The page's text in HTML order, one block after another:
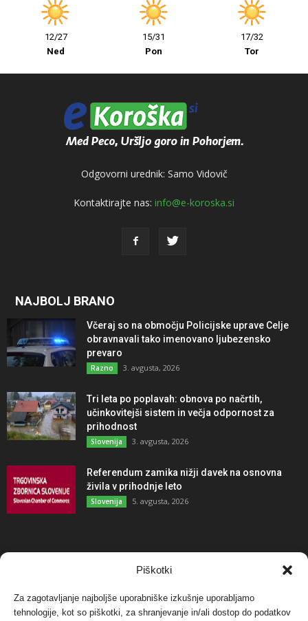
Piškotki
Za zagotavljanje najboljše uporabniške izkušnje uporabljamo
tehnologije, kot so piškotki, za shranjevanje in/ali dostop do podatkov
12/27
Ned
15/31
Pon
17/32
Tor
Odgovorni urednik: Samo Vidovič
Kontaktirajte nas: info@e-koroska.si
NAJBOLJ BRANO
Včeraj so na območju Policijske uprave Celje
obravnavali tako imenovano ljubezensko
prevaro
Razno 3. avgusta, 2026
Tri leta po poplavah: obnova po načrtih,
učinkovitejši sistem in večja odpornost za
prihodnost
Slovenija 3. avgusta, 2026
Referendum zamika nižji davek na osnovna
živila v prihodnje leto
Slovenija 5. avgusta, 2026
NAJBOLJ KOMENTIRANO
Protest proti vetrnim elektrarnam na Ojstrici, v
svetu pa vedno bolj...